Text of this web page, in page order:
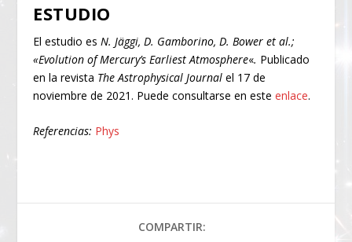
ESTUDIO
El estudio esN. Jäggi, D. Gamborino, D. Bower et al.;
«Evolution of Mercury’s Earliest Atmosphere«. Publicado
en la revista The Astrophysical Journal el 17 de
noviembre de 2021. Puede consultarse en esteenlace.
Referencias: Phys
COMPARTIR: